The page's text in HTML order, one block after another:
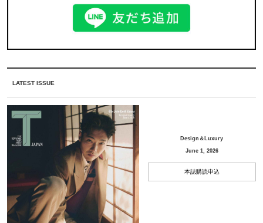
LATEST ISSUE
Design＆Luxury
June 1, 2026
本誌購読申込